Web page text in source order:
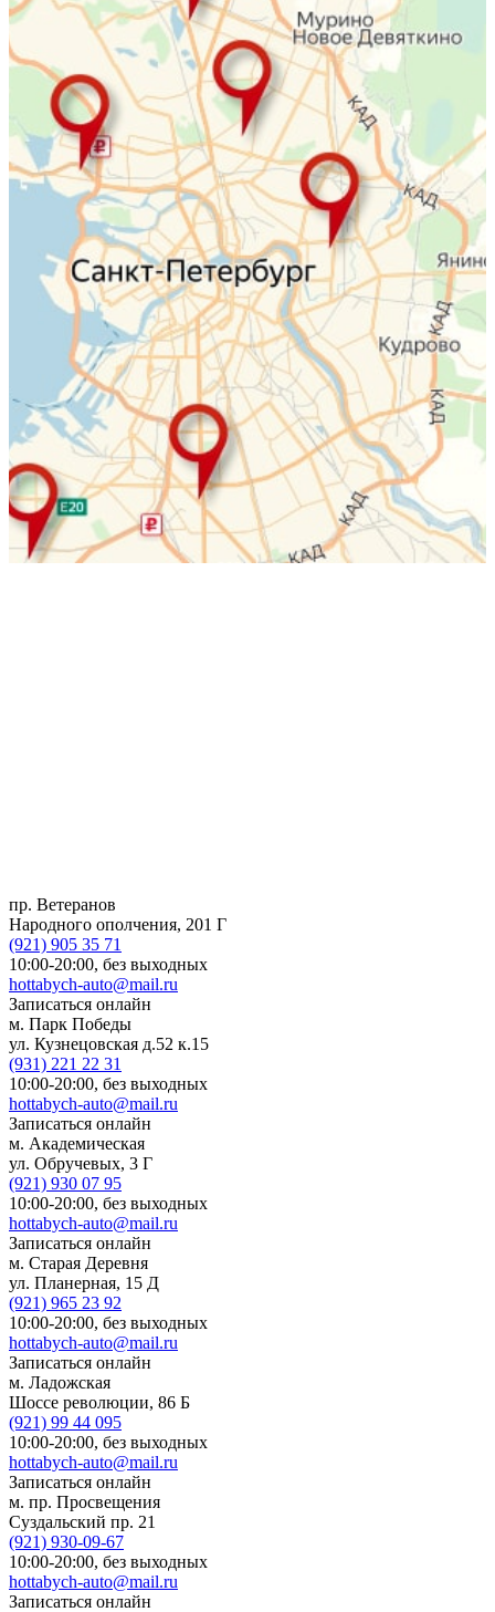
пр. Ветеранов
Народного ополчения, 201 Г
(921) 905 35 71
10:00-20:00, без выходных
hottabych-auto@mail.ru
Записаться онлайн
м. Парк Победы
ул. Кузнецовская д.52 к.15
(931) 221 22 31
10:00-20:00, без выходных
hottabych-auto@mail.ru
Записаться онлайн
м. Академическая
ул. Обручевых, 3 Г
(921) 930 07 95
10:00-20:00, без выходных
hottabych-auto@mail.ru
Записаться онлайн
м. Старая Деревня
ул. Планерная, 15 Д
(921) 965 23 92
10:00-20:00, без выходных
hottabych-auto@mail.ru
Записаться онлайн
м. Ладожская
Шоссе революции, 86 Б
(921) 99 44 095
10:00-20:00, без выходных
hottabych-auto@mail.ru
Записаться онлайн
м. пр. Просвещения
Суздальский пр. 21
(921) 930-09-67
10:00-20:00, без выходных
hottabych-auto@mail.ru
Записаться онлайн